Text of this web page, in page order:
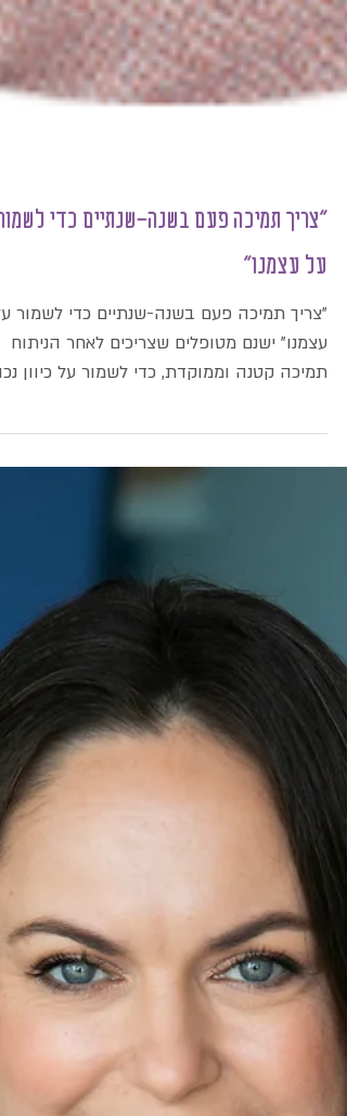
על עצמנו"
"צריך תמיכה פעם בשנה-שנתיים כדי לשמור
תמיכה קטנה וממוקדת, כדי לשמור על כיוון
וכן לשמור גם...